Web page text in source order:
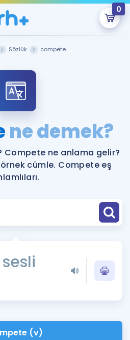
0
DEĞİLİM
Şu An Boş.
hazırlayacak onlarca eğitim seni
bekliyor!
Sözlük compete
ne demek?
Compete ne anlama gelir?
cümle. Compete eş
sesli
(v)